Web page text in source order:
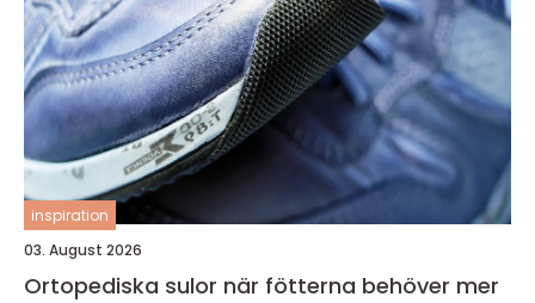
inspiration
03. August 2026
Ortopediska sulor när fötterna behöver mer